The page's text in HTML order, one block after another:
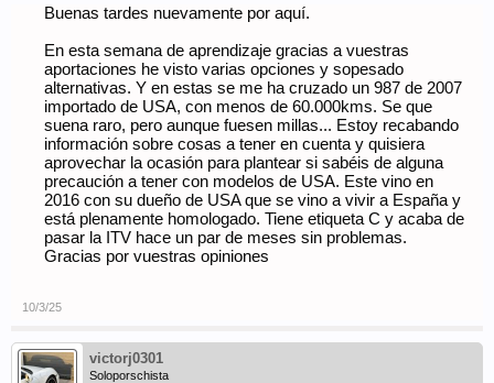
Buenas tardes nuevamente por aquí.
En esta semana de aprendizaje gracias a vuestras
aportaciones he visto varias opciones y sopesado
alternativas. Y en estas se me ha cruzado un 987 de 2007
importado de USA, con menos de 60.000kms. Se que
suena raro, pero aunque fuesen millas... Estoy recabando
información sobre cosas a tener en cuenta y quisiera
aprovechar la ocasión para plantear si sabéis de alguna
precaución a tener con modelos de USA. Este vino en
2016 con su dueño de USA que se vino a vivir a España y
está plenamente homologado. Tiene etiqueta C y acaba de
pasar la ITV hace un par de meses sin problemas.
Gracias por vuestras opiniones
10/3/25
victorj0301
Soloporschista